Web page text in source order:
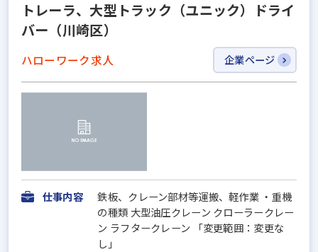
トレーラ、大型トラック（ユニック）ドライ
バー（川崎区）
ハローワーク求人 企業ページ
仕事内容
鉄板、クレーン部材等運搬、軽作業 ・重機
の種類 大型油圧クレーン クローラークレー
ン ラフタークレーン 「変更範囲：変更な
し」